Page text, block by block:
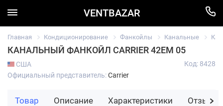
VENTBAZAR
Главная Кондиционирование Фанкойлы Канальные
КАНАЛЬНЫЙ ФАНКОЙЛ CARRIER 42EM 05
США
Официальный представитель:Carrier
Код: 8428
Товар Описание Характеристики Отзывы